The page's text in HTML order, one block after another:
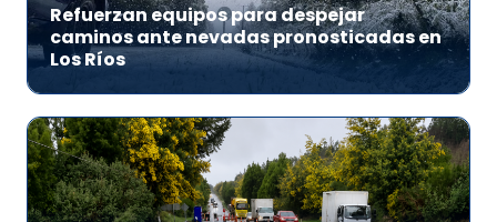
Refuerzan equipos para despejar
caminos ante nevadas pronosticadas en
Los Ríos